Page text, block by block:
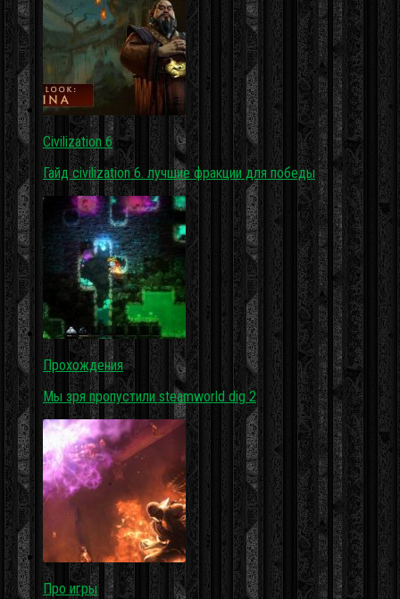
Civilization 6
Гайд civilization 6. лучшие фракции для победы
Прохождения
Мы зря пропустили steamworld dig 2
Про игры